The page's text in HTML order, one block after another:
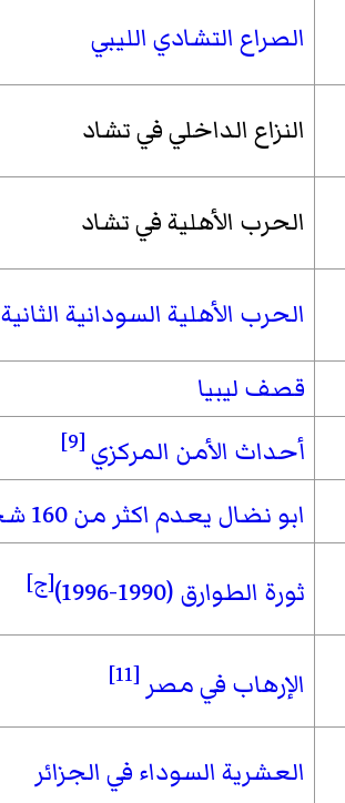
الصراع التشادي الليبي
النزاع الداخلي في تشاد
الحرب الأهلية في تشاد
الحرب الأهلية السودانية الثانية
قصف ليبيا
أحداث الأمن المركزي [9]
ابو نضال يعدم اكثر من 160 شخصا
ثورة الطوارق (1990-1996) [ج]
الإرهاب في مصر [11]
العشرية السوداء في الجزائر